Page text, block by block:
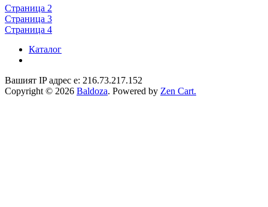
Страница 2
Страница 3
Страница 4
Каталог
Вашият IP адрес е: 216.73.217.152
Copyright © 2026 Baldoza. Powered by Zen Cart.